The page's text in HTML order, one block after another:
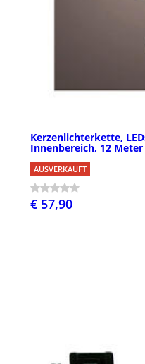
Kerzenlichterkette,
Innenbereich, 12 Meter
AUSVERKAUFT
€ 57,90